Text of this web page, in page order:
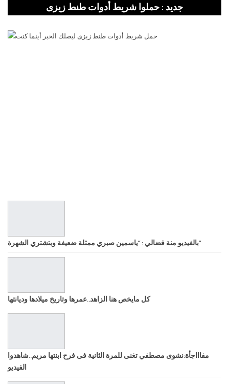
جديد : حملوا شريط أدوات طنط زيزى
بالفيديو منة فضالي : “ياسمين صبري ممثلة ضعيفة وبتشتري الشهرة”
كل مايخص هنا الزاهد..عمرها وتاريخ ميلادها وديانتها
مفاااجأة:نشوى مصطفي تغنى للمرة الثانية فى فرح ابنتها مريم..شاهدوا
الفيديو